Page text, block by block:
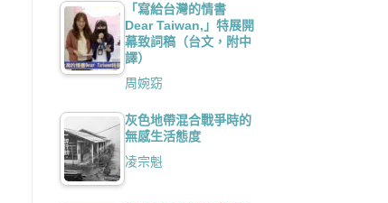
「寫給台灣的情書
Dear Taiwan,」特展開
幕致詞稿（台文，附中
譯）
周婉窈
灰色地帶混合戰爭時的
無感生活態度
凌宗魁